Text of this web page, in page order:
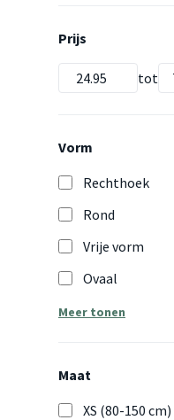
Prijs
tot
Vorm
Rechthoek
Rond
Vrije vorm
Ovaal
Meer tonen
Maat
XS (80-150 cm)